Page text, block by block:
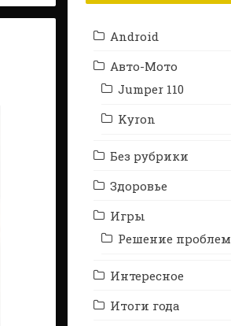
Android
Авто-Мото
Jumper 110
Kyron
Без рубрики
Здоровье
Игры
Решение проблем
Интересное
Итоги года